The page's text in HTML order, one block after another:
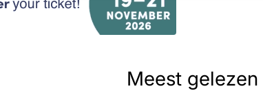
Meest gelezen